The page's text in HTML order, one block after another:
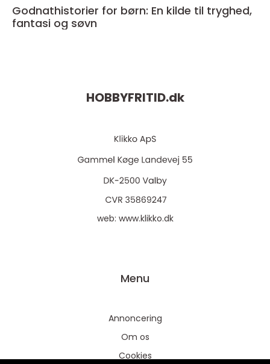
Godnathistorier for børn: En kilde til tryghed,
fantasi og søvn
HOBBYFRITID.dk
web: www.klikko.dk
Menu
Annoncering
Om os
Cookies